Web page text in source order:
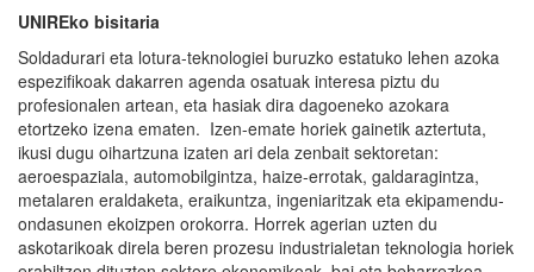
UNIREko bisitaria
Soldadurari eta lotura-teknologiei buruzko estatuko lehen azoka
espezifikoak dakarren agenda osatuak interesa piztu du
profesionalen artean, eta hasiak dira dagoeneko azokara
etortzeko izena ematen. Izen-emate horiek gainetik aztertuta,
ikusi dugu oihartzuna izaten ari dela zenbait sektoretan:
aeroespaziala, automobilgintza, haize-errotak, galdaragintza,
metalaren eraldaketa, eraikuntza, ingeniaritzak eta ekipamendu-
ondasunen ekoizpen orokorra. Horrek agerian uzten du
askotarikoak direla beren prozesu industrialetan teknologia horiek